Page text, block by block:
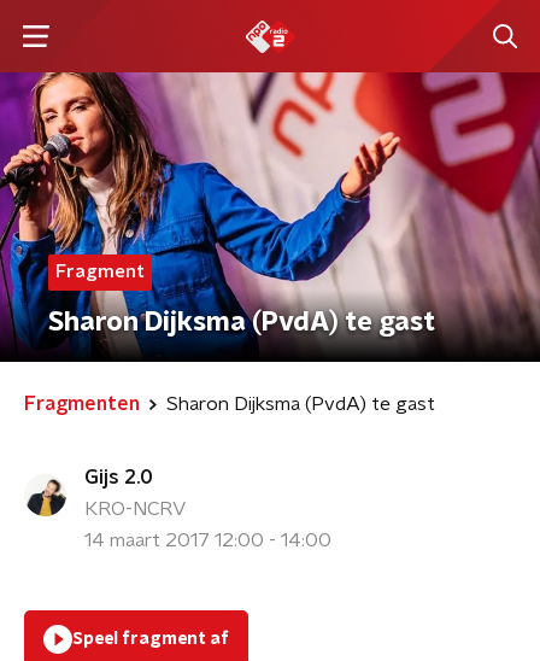
Fragment
Sharon Dijksma (PvdA) te gast
Fragmenten Sharon Dijksma (PvdA) te gast
Gijs 2.0
KRO-NCRV
14 maart 2017 12:00 - 14:00
Speel fragment af